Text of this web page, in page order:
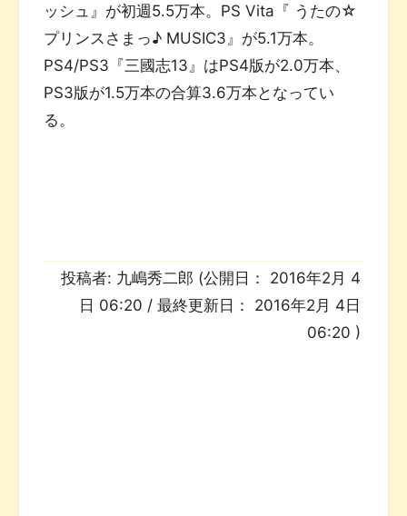
ッシュ』が初週5.5万本。PS Vita『 うたの☆
プリンスさまっ♪ MUSIC3』が5.1万本。
PS4/PS3『三國志13』はPS4版が2.0万本、
PS3版が1.5万本の合算3.6万本となってい
る。
投稿者: 九嶋秀二郎 (公開日： 2016年2月 4
日 06:20 / 最終更新日： 2016年2月 4日
06:20 )